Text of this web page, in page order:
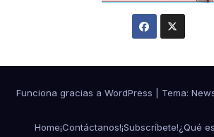
Funciona gracias a WordPress Tema:
Home¡Contáctanos!¡Subscríbete!¿Qué